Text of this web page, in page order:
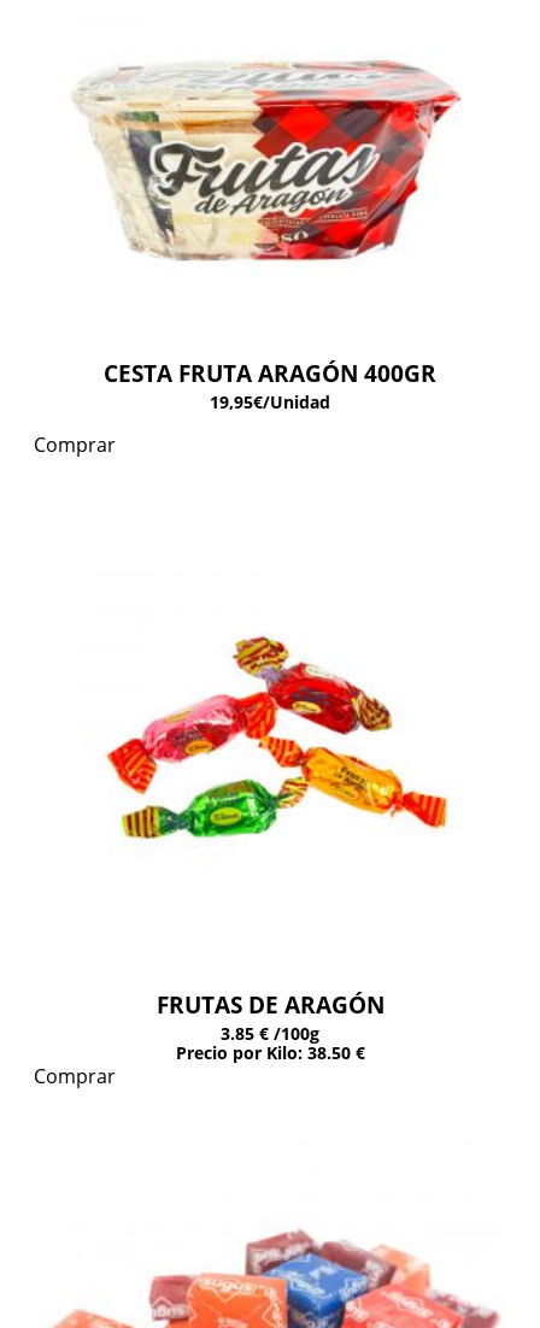
CESTA FRUTA ARAGÓN 400GR
19,95€/Unidad
Comprar
FRUTAS DE ARAGÓN
3.85 € /100g
Precio por Kilo: 38.50 €
Comprar